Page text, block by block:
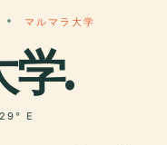
マルマラ大学
学.
E